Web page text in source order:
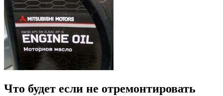
Что будет если не отремонтировать